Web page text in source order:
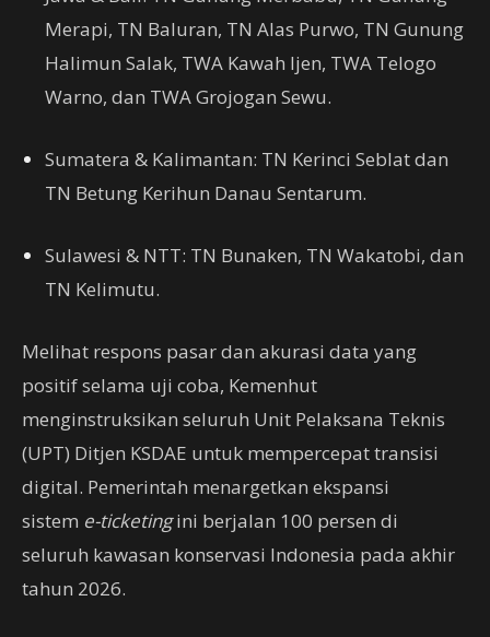
Merapi, TN Baluran, TN Alas Purwo, TN Gunung
Halimun Salak, TWA Kawah Ijen, TWA Telogo
Warno, dan TWA Grojogan Sewu.
Sumatera & Kalimantan: TN Kerinci Seblat dan
TN Betung Kerihun Danau Sentarum.
Sulawesi & NTT: TN Bunaken, TN Wakatobi, dan
TN Kelimutu.
Melihat respons pasar dan akurasi data yang
positif selama uji coba, Kemenhut
menginstruksikan seluruh Unit Pelaksana Teknis
(UPT) Ditjen KSDAE untuk mempercepat transisi
digital. Pemerintah menargetkan ekspansi
sistem e-ticketingini berjalan 100 persen di
seluruh kawasan konservasi Indonesia pada akhir
tahun 2026.